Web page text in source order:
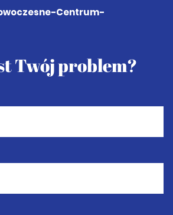
Centrum-
Twój problem?